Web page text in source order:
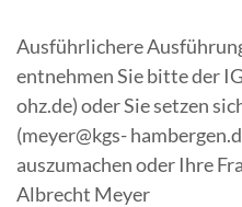
Ausführlichere
entnehmen Sie bitte der
ohz.de) oder Sie setzen
(meyer@kgs-
auszumachen oder Ihre
Albrecht Meyer